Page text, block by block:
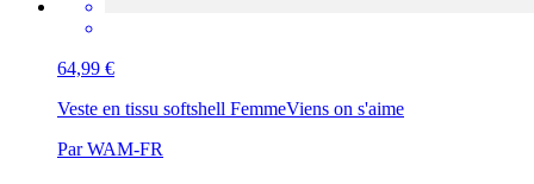
64,99 €
Veste en tissu softshell FemmeViens on s'aime
Par WAM-FR